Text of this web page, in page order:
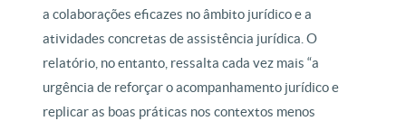
a colaborações eficazes no âmbito jurídico e a
atividades concretas de assistência jurídica. O
relatório, no entanto, ressalta cada vez mais “a
urgência de reforçar o acompanhamento jurídico e
replicar as boas práticas nos contextos menos